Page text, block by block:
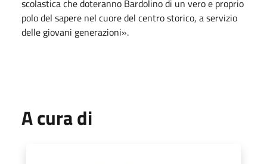
scolastica che doteranno Bardolino di un vero e proprio
polo del sapere nel cuore del centro storico, a servizio
delle giovani generazioni».
A cura di